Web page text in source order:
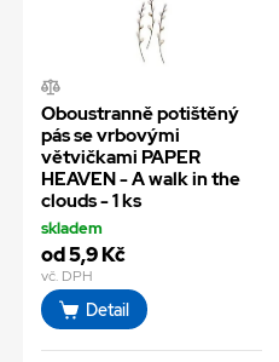
Oboustranně potištěný
pás se vrbovými
větvičkami PAPER
HEAVEN - A walk in the
clouds - 1 ks
skladem
od 5,9 Kč
vč. DPH
Detail